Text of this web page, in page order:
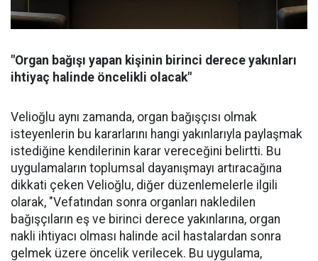
"Organ bağışı yapan kişinin birinci derece yakınları
ihtiyaç halinde öncelikli olacak"
Velioğlu aynı zamanda, organ bağışçısı olmak
isteyenlerin bu kararlarını hangi yakınlarıyla paylaşmak
istediğine kendilerinin karar vereceğini belirtti. Bu
uygulamaların toplumsal dayanışmayı artıracağına
dikkati çeken Velioğlu, diğer düzenlemelerle ilgili
olarak, "Vefatından sonra organları nakledilen
bağışçıların eş ve birinci derece yakınlarına, organ
nakli ihtiyacı olması halinde acil hastalardan sonra
gelmek üzere öncelik verilecek. Bu uygulama,